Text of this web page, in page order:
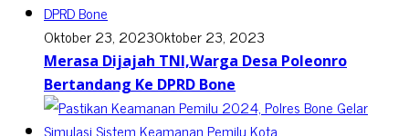
Oktober 23, 2023Oktober 23, 2023
Merasa Dijajah TNI,Warga Desa Poleonro
Bertandang Ke DPRD Bone